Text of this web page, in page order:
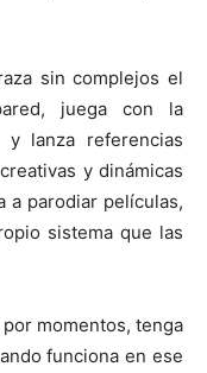
sin complejos el
juega con la
lanza referencias
y dinámicas
a parodiar películas,
sistema que las
momentos, tenga
funciona en ese